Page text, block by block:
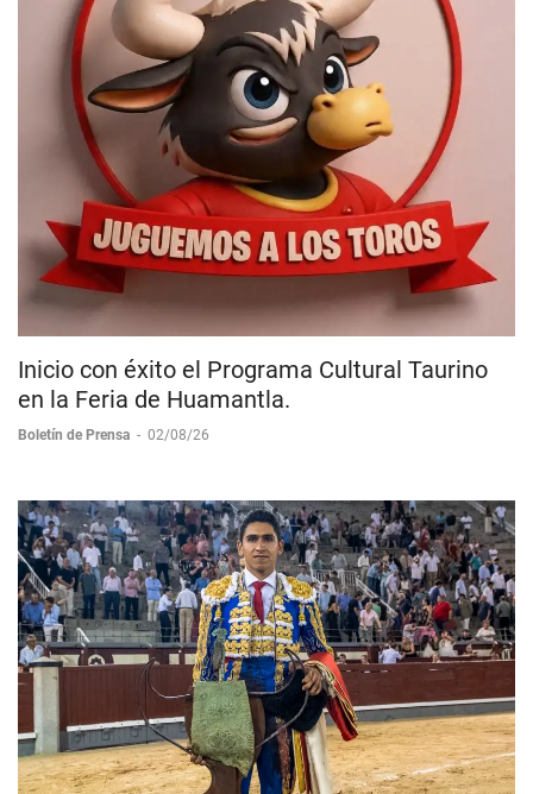
Inicio con éxito el Programa Cultural Taurino
en la Feria de Huamantla.
Boletín de Prensa - 02/08/26